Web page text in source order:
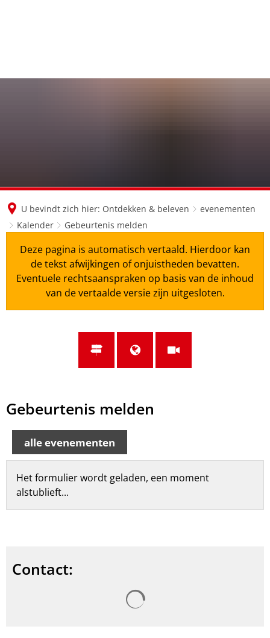
de
U bevindt zich hier: Ontdekken & beleven
evenementen
Kalender
Gebeurtenis melden
Deze pagina is automatisch vertaald. Hierdoor kan
de tekst afwijkingen of onjuistheden bevatten.
Eventuele rechtsaanspraken op basis van de inhoud
van de vertaalde versie zijn uitgesloten.
Gebeurtenis melden
alle evenementen
Het formulier wordt geladen, een moment
alstublieft...
Contact: